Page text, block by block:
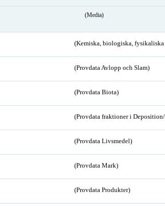
(Media)
(Kemiska, biologiska, fysikaliska
(Provdata Avlopp och Slam)
(Provdata Biota)
(Provdata fraktioner i
(Provdata Livsmedel)
(Provdata Mark)
(Provdata Produkter)